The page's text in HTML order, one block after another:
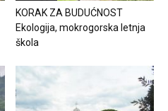
KORAK ZA BUDUĆNOST
Ekologija, mokrogorska letnja
škola